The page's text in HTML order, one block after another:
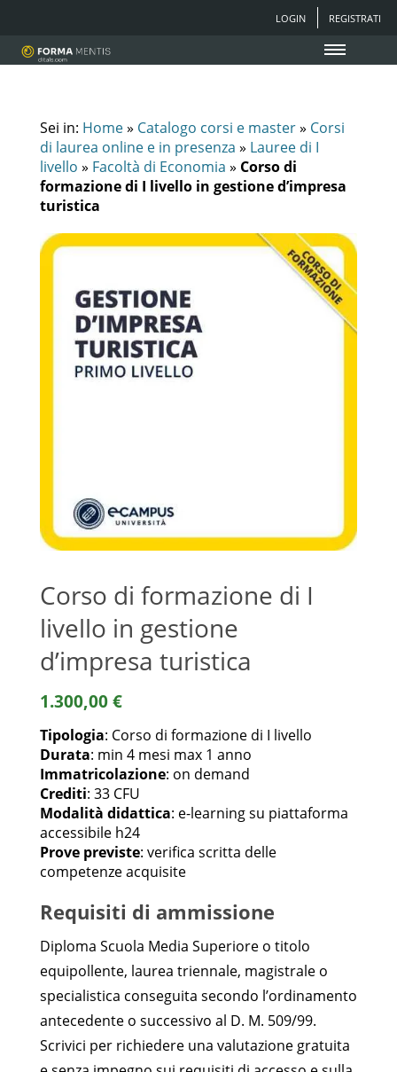
LOGIN REGISTRATI
Sei in: Home» Catalogo corsi e master» Corsi
di laurea online e in presenza » Lauree di I
livello » Facoltà di Economia » Corso di
formazione di I livello in gestione d’impresa
turistica
Corso di formazione di I
livello in gestione
d’impresa turistica
1.300,00€
Tipologia: Corso di formazione di I livello
Durata: min 4 mesi max 1 anno
Immatricolazione: on demand
Crediti: 33 CFU
Modalità didattica: e-learning su piattaforma
accessibile h24
Prove previste: verifica scritta delle
competenze acquisite
Requisiti di ammissione
Diploma Scuola Media Superiore o titolo
equipollente, laurea triennale, magistrale o
specialistica conseguita secondo l’ordinamento
antecedente o successivo al D. M. 509/99.
Scrivici per richiedere una valutazione gratuita